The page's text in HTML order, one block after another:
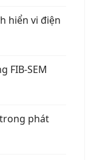
hiển vi điện
FIB-SEM
trong phát